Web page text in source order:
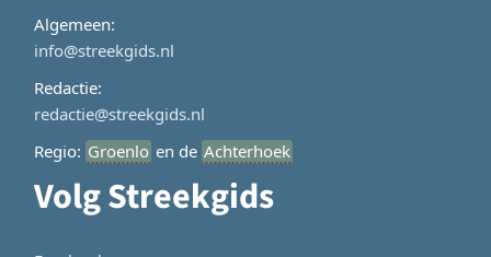
Algemeen:
info@streekgids.nl
Redactie:
redactie@streekgids.nl
Regio: Groenlo en de Achterhoek
Volg Streekgids